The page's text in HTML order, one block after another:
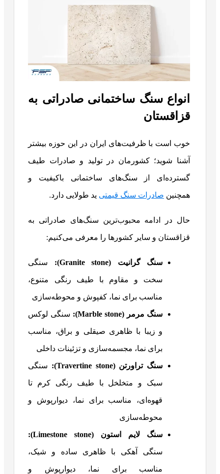
انواع سنگ ساختمانی صادراتی به
قزاقستان
خوب است با ظرفیت‌های ایران در این حوزه بیشتر
آشنا شوید؛ کشورمان در تولید و صادرات طیف
گسترده‌ای از سنگ‌های ساختمانی باکیفیت و
همچنین صادرات سنگ قیمتی ید طولایی دارد.
حال در ادامه محبوب‌ترین سنگ‌های صادراتی به
قزاقستان و سایر کشورها را معرفی می‌کنیم:
سنگ گرانیت (Granite stone
): سنگی
سخت و مقاوم با طیف رنگی متنوع،
مناسب برای نما، کفپوش و محوطه‌سازی
سنگ مرمر (Marble stone
): سنگی لوکس
و زیبا با ظاهری صیقلی و براق، مناسب
برای نما، مجسمه‌سازی و تزئینات داخلی
سنگ تراورتن (Travertine stone
): سنگی
سبک و متخلخل با طیف رنگی کرم تا
قهوه‌ای، مناسب برای نما، دیوارپوش و
محوطه‌سازی
سنگ لایم استون (Limestone stone
):
سنگی آهکی با ظاهری ساده و شیک،
مناسب برای نما، دیوارپوش و